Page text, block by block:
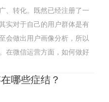
、转化。既然已经注册了一
实对于自己的用户群体是有
会做出用户画像分析，所以
在微信运营方面，如何做好
哪些症结？